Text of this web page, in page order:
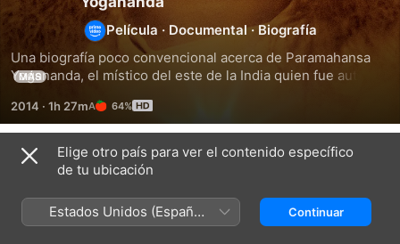
Película · Documental ·Biografía
Una biografía poco convencional acerca de Paramahansa
Yogananda, el místico del este de la India quien fue autor
yogi, y trajo el yoga y la meditación al Occidente en la
década de los 20.
MÁS
2014 · 1h 27m 64%
Títulos relacionados
Nadie
y
felicidad
Eastwood:
Un
Elige otro país para ver el contenido específico
de tu ubicación
Estados Unidos (Español
México)
Continuar